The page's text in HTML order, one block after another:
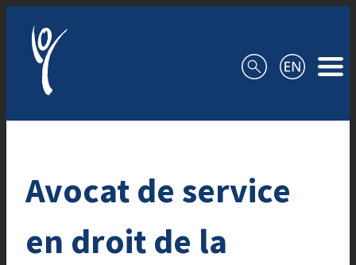
Avocat de service
en droit de la